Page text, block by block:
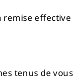
tenus de